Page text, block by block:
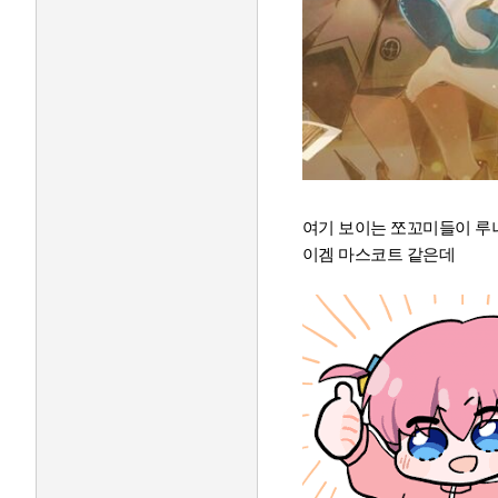
여기 보이는 쪼꼬미들이
이겜 마스코트 같은데